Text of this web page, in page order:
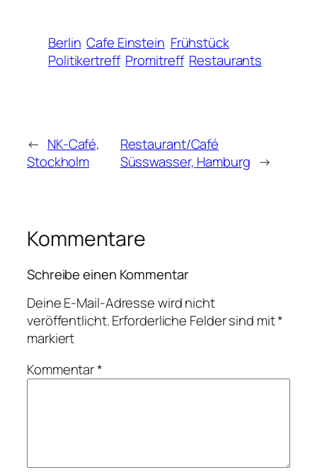
Berlin Cafe Einstein Frühstück
Politikertreff Promitreff Restaurants
← NK-Café,
Stockholm
Restaurant/Café
Süsswasser, Hamburg →
Kommentare
Schreibe einen Kommentar
Deine E-Mail-Adresse wird nicht
veröffentlicht.Erforderliche Felder sind mit*
markiert
Kommentar*